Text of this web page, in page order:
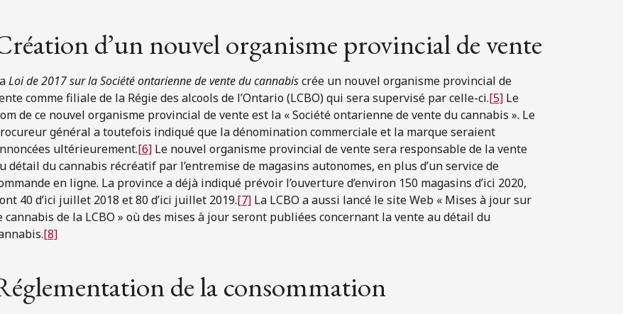
d’un nouvel organisme provincial de vente
Loi de 2017 sur la Société ontarienne de vente du cannabiscrée un nouvel organisme provincial de
comme filiale de la Régie des alcools de l’Ontario (LCBO) qui sera supervisé par celle-ci.[5] Le
de ce nouvel organisme provincial de vente est la « Société ontarienne de vente du cannabis ». Le
général a toutefois indiqué que la dénomination commerciale et la marque seraient
ultérieurement.[6] Le nouvel organisme provincial de vente sera responsable de la vente
détail du cannabis récréatif par l’entremise de magasins autonomes, en plus d’un service de
en ligne. La province a déjà indiqué prévoir l’ouverture d’environ 150 magasins d’ici 2020,
40 d’ici juillet 2018 et 80 d’ici juillet 2019.[7] La LCBO a aussi lancé le site Web « Mises à jour sur
cannabis de la LCBO » où des mises à jour seront publiées concernant la vente au détail du
[8]
de la consommation